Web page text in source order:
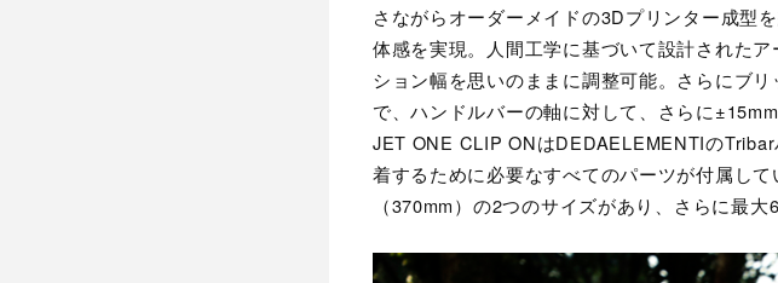
さながらオーダーメイドの3Dプリンター成型
体感を実現。人間工学に基づいて設計された
ション幅を思いのままに調整可能。さらにブ
で、ハンドルバーの軸に対して、さらに
JET ONE CLIP ONはDEDAELEMENTIの
着するために必要なすべてのパーツが付属し
（370mm）の2つのサイズがあり、さらに最大